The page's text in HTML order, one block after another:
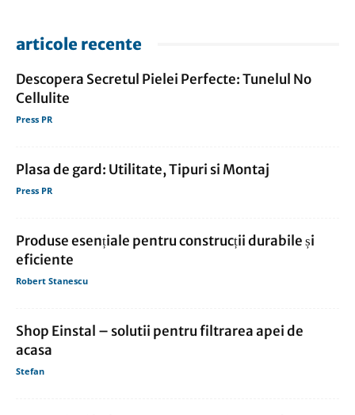
articole recente
Descopera Secretul Pielei Perfecte: Tunelul No
Cellulite
Press PR
Plasa de gard: Utilitate, Tipuri si Montaj
Press PR
Produse esențiale pentru construcții durabile și
eficiente
Robert Stanescu
Shop Einstal – solutii pentru filtrarea apei de
acasa
Stefan